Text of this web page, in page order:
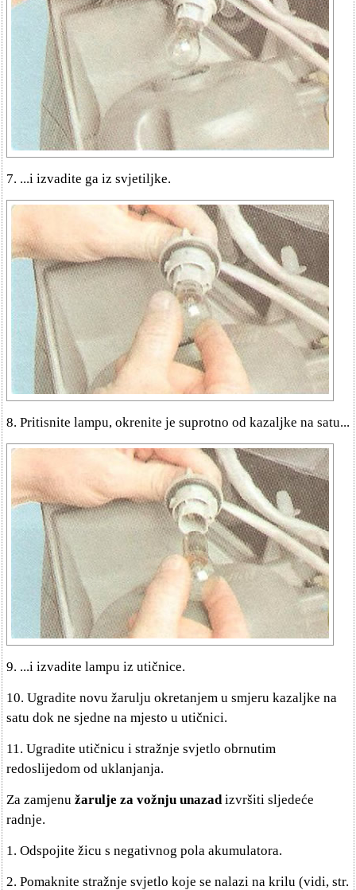
7. ...i izvadite ga iz svjetiljke.
8. Pritisnite lampu, okrenite je suprotno od kazaljke na satu...
9. ...i izvadite lampu iz utičnice.
10. Ugradite novu žarulju okretanjem u smjeru kazaljke na
satu dok ne sjedne na mjesto u utičnici.
11. Ugradite utičnicu i stražnje svjetlo obrnutim
redoslijedom od uklanjanja.
Za zamjenu žarulje za vožnju unazadizvršiti sljedeće
radnje.
1. Odspojite žicu s negativnog pola akumulatora.
2. Pomaknite stražnje svjetlo koje se nalazi na krilu (vidi, str.